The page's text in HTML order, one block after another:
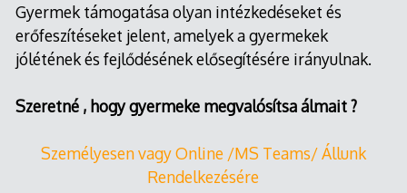
Gyermek támogatása olyan intézkedéseket és
erőfeszítéseket jelent, amelyek a gyermekek
jólétének és fejlődésének elősegítésére irányulnak.
Szeretné , hogy gyermeke megvalósítsa álmait ?
Személyesen vagy Online /MS Teams/ Állunk
Rendelkezésére